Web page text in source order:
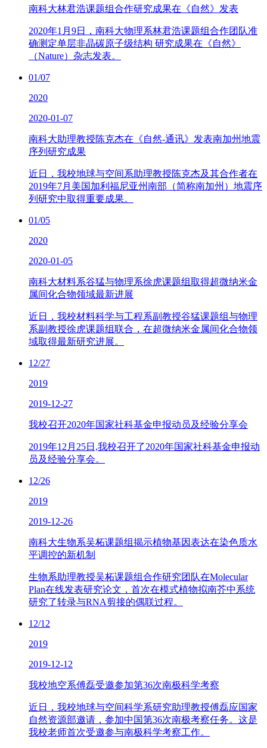
南科大林君浩课题组合作研究成果在《自然》发表
2020年1月9日，南科大物理系林君浩课题组合作团队准
确测定单层非晶碳原子级结构 研究成果在《自然》
（Nature）杂志发表。
01/07
2020
2020-01-07
南科大助理教授陈克杰在《自然-通讯》发表南加州地震
序列研究成果
近日，我校地球与空间系助理教授陈克杰及其合作者在
2019年7月美国加利福尼亚州南部（简称南加州）地震序
列研究中取得重要成果。
01/05
2020
2020-01-05
南科大材料系谷猛与物理系徐虎课题组取得超微纳米金
属间化合物领域最新进展
近日，我校材料科学与工程系副教授谷猛课题组与物理
系副教授徐虎课题组联合，在超微纳米金属间化合物领
域取得最新研究进展。
12/27
2019
2019-12-27
我校召开2020年国家社科基金申报动员及经验分享会
2019年12月25日,我校召开了2020年国家社科基金申报动
员及经验分享会。
12/26
2019
2019-12-26
南科大生物系吴柘课题组揭示植物基因表达在染色质水
平调控的新机制
生物系助理教授吴柘课题组合作研究团队在Molecular
Plan在线发表研究论文，首次在模式植物拟南芥中系统
研究了转录与RNA剪接的偶联过程。
12/12
2019
2019-12-12
我校地空系傅磊受邀参加第36次南极科学考察
近日，我校地球与空间科学系研究助理教授傅磊应国家
自然资源部邀请，参加中国第36次南极考察任务。这是
我校老师首次受邀参与南极科学考察工作。